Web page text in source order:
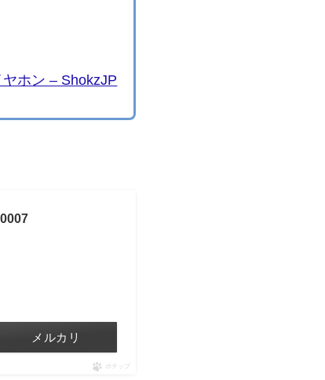
ホン – ShokzJP
メルカリ
ポチップ